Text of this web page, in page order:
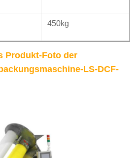
450kg
Produkt-Foto der
LS-DCF-